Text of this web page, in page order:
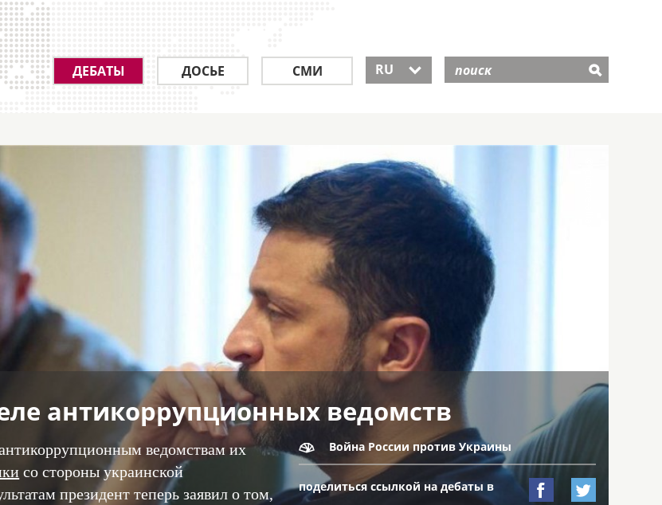
ДЕБАТЫ ДОСЬЕ СМИ RU 
антикоррупционных ведомств
ведомствам их
со стороны украинской
президент теперь заявил о том,
 Война России против Украины
поделиться ссылкой на дебаты в  